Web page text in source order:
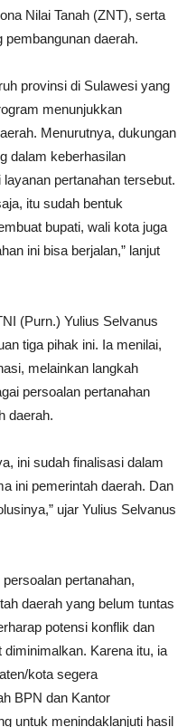
Nilai Tanah (ZNT), serta
daerah.
provinsi di Sulawesi yang
menunjukkan
Menurutnya, dukungan
dalam keberhasilan
pertanahan tersebut.
itu sudah bentuk
bupati, wali kota juga
ini bisa berjalan,” lanjut
(Purn.) Yulius Selvanus
tiga pihak ini. Ia menilai,
melainkan langkah
persoalan pertanahan
daerah.
ini sudah finalisasi dalam
ini pemerintah daerah. Dan
ujar Yulius Selvanus
pertanahan,
daerah yang belum tuntas
potensi konflik dan
Karena itu, ia
kota segera
BPN dan Kantor
untuk menindaklanjuti hasil